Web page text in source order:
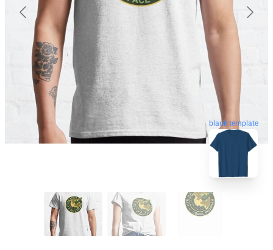
blank template